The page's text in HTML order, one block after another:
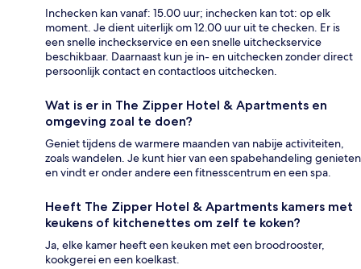
Inchecken kan vanaf: 15.00 uur; inchecken kan tot: op elk
moment. Je dient uiterlijk om 12.00 uur uit te checken. Er is
een snelle incheckservice en een snelle uitcheckservice
beschikbaar. Daarnaast kun je in- en uitchecken zonder direct
persoonlijk contact en contactloos uitchecken.
Wat is er in The Zipper Hotel & Apartments en
omgeving zoal te doen?
Geniet tijdens de warmere maanden van nabije activiteiten,
zoals wandelen. Je kunt hier van een spabehandeling genieten
en vindt er onder andere een fitnesscentrum en een spa.
Heeft The Zipper Hotel & Apartments kamers met
keukens of kitchenettes om zelf te koken?
Ja, elke kamer heeft een keuken met een broodrooster,
kookgerei en een koelkast.